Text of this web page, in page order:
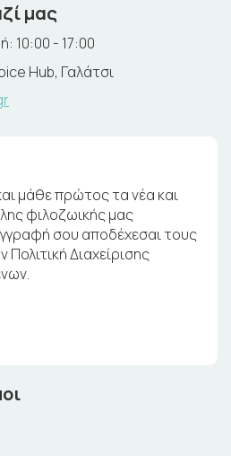
μας
10:00 - 17:00
Hub, Γαλάτσι
μάθε πρώτος τα νέα και
φιλοζωικής μας
σου αποδέχεσαι τους
Διαχείρισης